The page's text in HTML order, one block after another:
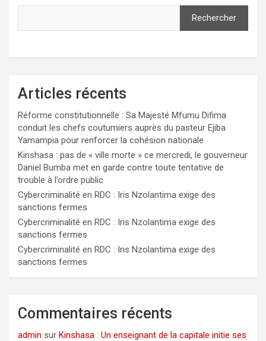
Rechercher
Articles récents
Réforme constitutionnelle : Sa Majesté Mfumu Difima
conduit les chefs coutumiers auprès du pasteur Ejiba
Yamampia pour renforcer la cohésion nationale
Kinshasa : pas de « ville morte » ce mercredi, le gouverneur
Daniel Bumba met en garde contre toute tentative de
trouble à l’ordre public
Cybercriminalité en RDC : Iris Nzolantima exige des
sanctions fermes
Cybercriminalité en RDC : Iris Nzolantima exige des
sanctions fermes
Cybercriminalité en RDC : Iris Nzolantima exige des
sanctions fermes
Commentaires récents
admin sur Kinshasa : Un enseignant de la capitale initie ses